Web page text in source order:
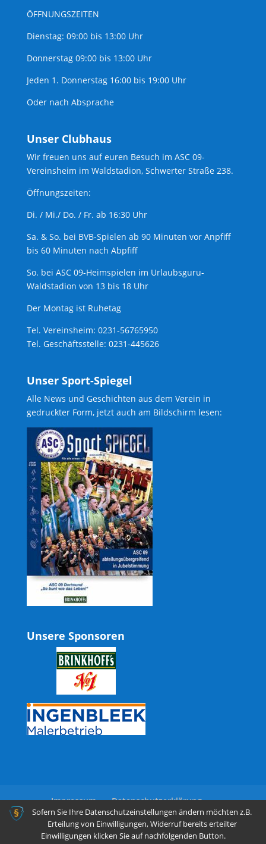
ÖFFNUNGSZEITEN
Dienstag: 09:00 bis 13:00 Uhr
Donnerstag 09:00 bis 13:00 Uhr
Jeden 1. Donnerstag 16:00 bis 19:00 Uhr
Oder nach Absprache
Unser Clubhaus
Wir freuen uns auf euren Besuch im ASC 09-
Vereinsheim im Waldstadion, Schwerter Straße 238.
Öffnungszeiten:
Di. / Mi./ Do. / Fr. ab 16:30 Uhr
Sa. & So. bei BVB-Spielen ab 90 Minuten vor Anpfiff
bis 60 Minuten nach Abpfiff
So. bei ASC 09-Heimspielen im Urlaubsguru-
Waldstadion von 13 bis 18 Uhr
Der Montag ist Ruhetag
Tel. Vereinsheim: 0231-56765950
Tel. Geschäftsstelle: 0231-445626
Unser Sport-Spiegel
Alle News und Geschichten aus dem Verein in
gedruckter Form, jetzt auch am Bildschirm lesen:
Unsere Sponsoren
Impressum Datenschutzerklärung
Sofern Sie Ihre Datenschutzeinstellungen ändern möchten z.B.
Erteilung von Einwilligungen, Widerruf bereits erteilter
Einwilligungen klicken Sie auf nachfolgenden Button.